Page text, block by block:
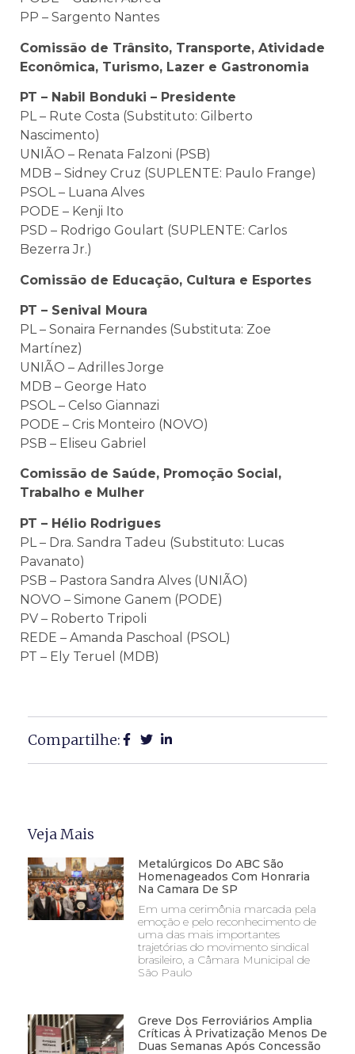
PP – Sargento Nantes
Comissão de Trânsito, Transporte, Atividade
Econômica, Turismo, Lazer e Gastronomia
PT – Nabil Bonduki – Presidente
PL – Rute Costa (Substituto: Gilberto
Nascimento)
UNIÃO – Renata Falzoni (PSB)
MDB – Sidney Cruz (SUPLENTE: Paulo Frange)
PSOL – Luana Alves
PODE – Kenji Ito
PSD – Rodrigo Goulart (SUPLENTE: Carlos
Bezerra Jr.)
Comissão de Educação, Cultura e Esportes
PT – Senival Moura
PL – Sonaira Fernandes (Substituta: Zoe
Martínez)
UNIÃO – Adrilles Jorge
MDB – George Hato
PSOL – Celso Giannazi
PODE – Cris Monteiro (NOVO)
PSB – Eliseu Gabriel
Comissão de Saúde, Promoção Social,
Trabalho e Mulher
PT – Hélio Rodrigues
PL – Dra. Sandra Tadeu (Substituto: Lucas
Pavanato)
PSB – Pastora Sandra Alves (UNIÃO)
NOVO – Simone Ganem (PODE)
PV – Roberto Tripoli
REDE – Amanda Paschoal (PSOL)
PT – Ely Teruel (MDB)
Compartilhe:
Veja Mais
Metalúrgicos Do ABC São
Homenageados Com Honraria
Na Camara De SP
Em uma cerimônia marcada pela
emoção e pelo reconhecimento de
uma das mais importantes
trajetórias do movimento sindical
brasileiro, a Câmara Municipal de
São Paulo
Greve Dos Ferroviários Amplia
Críticas À Privatização Menos De
Duas Semanas Após Concessão